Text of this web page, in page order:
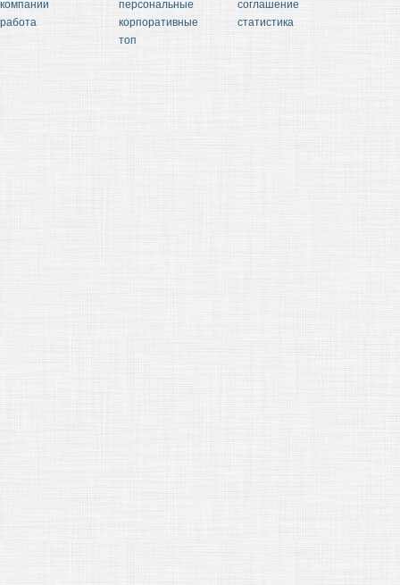
компании
работа
персональные
корпоративные
топ
соглашение
статистика